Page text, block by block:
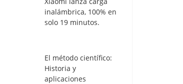
inalámbrica, 100% en
solo 19 minutos.
El método científico:
Historia y
aplicaciones